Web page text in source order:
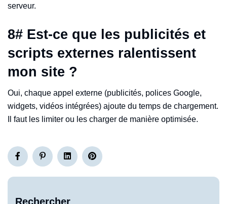
serveur.
8# Est-ce que les publicités et
scripts externes ralentissent
mon site ?
Oui, chaque appel externe (publicités, polices Google,
widgets, vidéos intégrées) ajoute du temps de chargement.
Il faut les limiter ou les charger de manière optimisée.
Rechercher